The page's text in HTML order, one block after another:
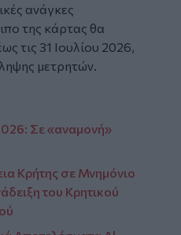
ανάγκες
της κάρτας θα
τις 31 Ιουλίου 2026,
μετρητών.
Σε «αναμονή»
Κρήτης σε Μνημόνιο
του Κρητικού